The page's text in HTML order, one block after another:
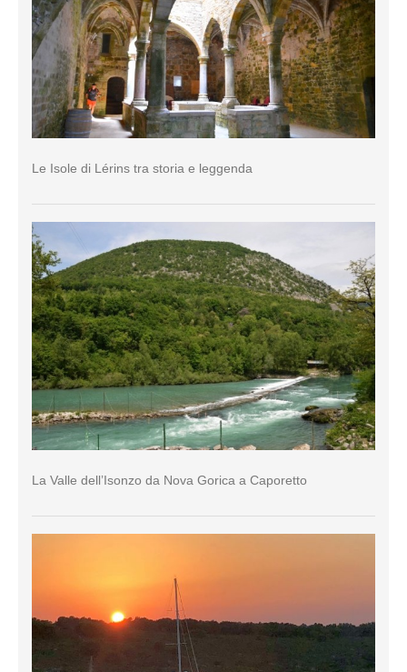
Le Isole di Lérins tra storia e leggenda
La Valle dell’Isonzo da Nova Gorica a Caporetto